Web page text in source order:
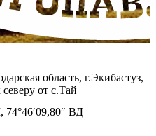
область, г.Экибастуз,
от с.Тай
74°46′09,80″ ВД